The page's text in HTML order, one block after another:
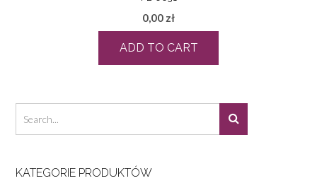
0,00 zł
ADD TO CART
KATEGORIE PRODUKTÓW